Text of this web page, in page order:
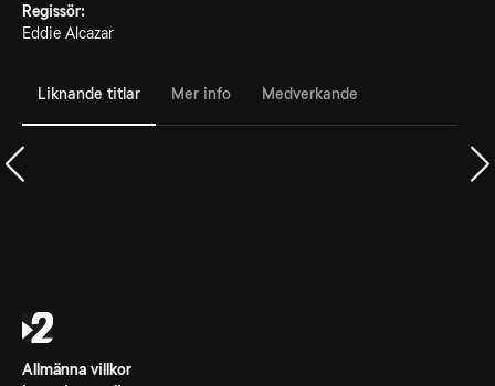
Regissör:
Eddie Alcazar
Liknande titlar Mer info Medverkande
Allmänna villkor